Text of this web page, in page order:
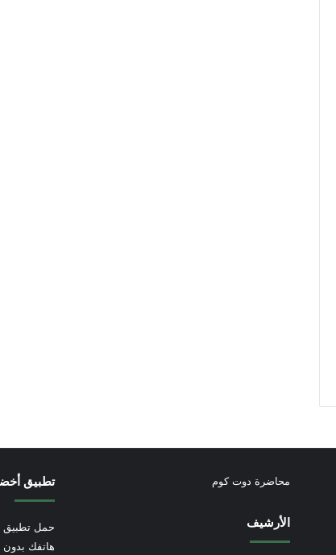
محاضرة دوت كوم
الأرشيف
تطبيق
حمل تطبيق
هاتفك بدون